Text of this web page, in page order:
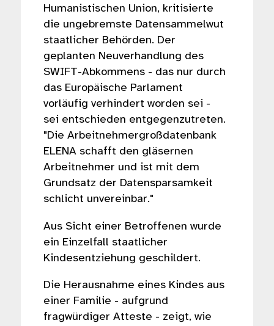
Humanistischen Union, kritisierte
die ungebremste Datensammelwut
staatlicher Behörden. Der
geplanten Neuverhandlung des
SWIFT-Abkommens - das nur durch
das Europäische Parlament
vorläufig verhindert worden sei -
sei entschieden entgegenzutreten.
"Die Arbeitnehmergroßdatenbank
ELENA schafft den gläsernen
Arbeitnehmer und ist mit dem
Grundsatz der Datensparsamkeit
schlicht unvereinbar."
Aus Sicht einer Betroffenen wurde
ein Einzelfall staatlicher
Kindesentziehung geschildert.
Die Herausnahme eines Kindes aus
einer Familie - aufgrund
fragwürdiger Atteste - zeigt, wie